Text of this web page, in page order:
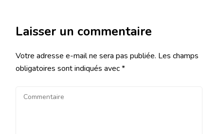
Laisser un commentaire
Votre adresse e-mail ne sera pas publiée. Les champs
obligatoires sont indiqués avec*